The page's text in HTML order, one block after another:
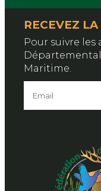
RECEVEZ
Pour suivre les
Maritime.